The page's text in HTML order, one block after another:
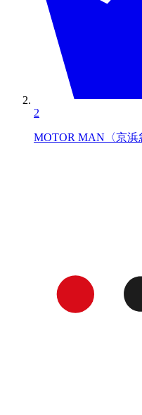
2
MOTOR MAN〈京浜